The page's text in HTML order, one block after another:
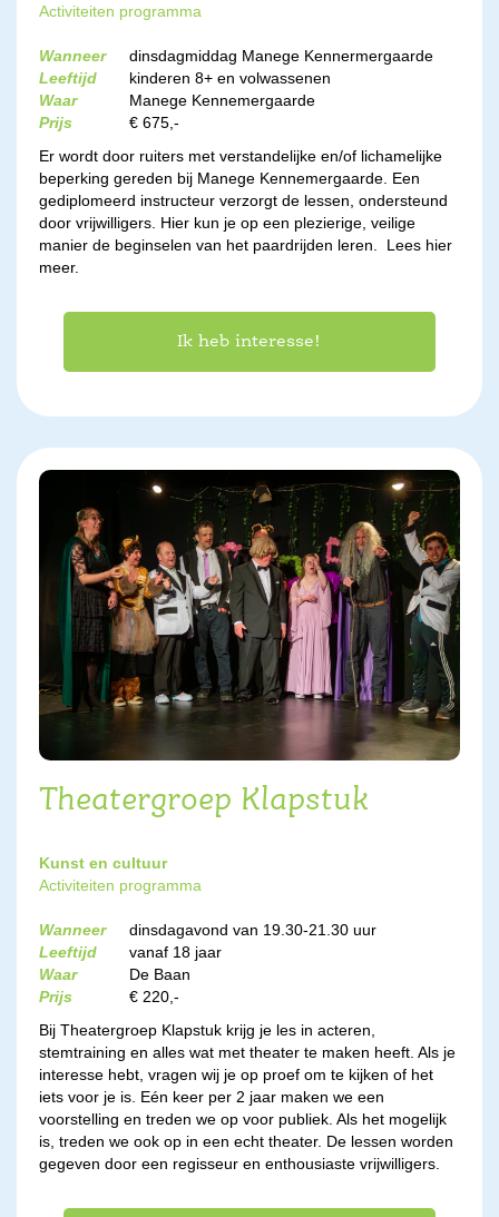
Activiteiten programma
Wanneer
dinsdagmiddag Manege Kennermergaarde
Leeftijd
kinderen 8+ en volwassenen
Waar
Manege Kennemergaarde
Prijs
€ 675,-
Er wordt door ruiters met verstandelijke en/of lichamelijke
beperking gereden bij Manege Kennemergaarde. Een
gediplomeerd instructeur verzorgt de lessen, ondersteund
door vrijwilligers. Hier kun je op een plezierige, veilige
manier de beginselen van het paardrijden leren. Lees hier
meer.
Ik heb interesse!
Theatergroep Klapstuk
Kunst en cultuur
Activiteiten programma
Wanneer
dinsdagavond van 19.30-21.30 uur
Leeftijd
vanaf 18 jaar
Waar
De Baan
Prijs
€ 220,-
Bij Theatergroep Klapstuk krijg je les in acteren,
stemtraining en alles wat met theater te maken heeft. Als je
interesse hebt, vragen wij je op proef om te kijken of het
iets voor je is. Eén keer per 2 jaar maken we een
voorstelling en treden we op voor publiek. Als het mogelijk
is, treden we ook op in een echt theater. De lessen worden
gegeven door een regisseur en enthousiaste vrijwilligers.